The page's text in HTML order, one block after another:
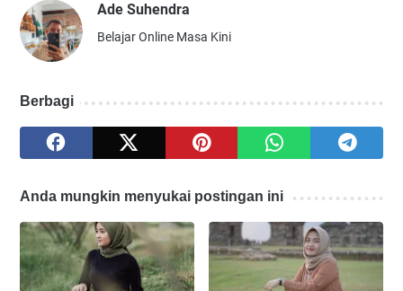
Ade Suhendra
Belajar Online Masa Kini
Berbagi
Anda mungkin menyukai postingan ini